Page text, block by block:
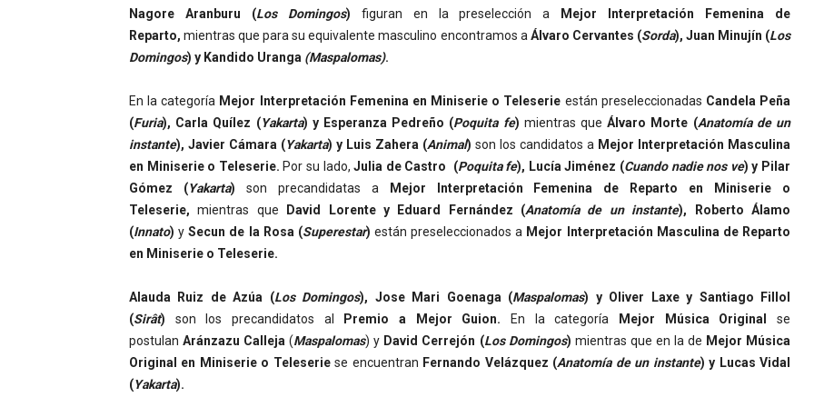
Nagore Aranburu (Los Domingos) figuran en la preselección a
Mejor Interpretación Femenina de
Reparto,mientras que para su equivalente masculino encontramos a Álvaro Cervantes (Sorda), Juan Minujín (Los
Domingos) y Kandido Uranga (Maspalomas).
En la categoría Mejor Interpretación Femenina en Miniserie o Teleserie están preseleccionadas Candela Peña
(Furia), Carla Quílez (Yakarta) y Esperanza Pedreño (Poquita fe) mientras queÁlvaro Morte (Anatomía de un
instante), Javier Cámara (Yakarta) y Luis Zahera (Animal) son los candidatos a Mejor Interpretación Masculina
en Miniserie o Teleserie. Por su lado,Julia de Castro (Poquita fe), Lucía Jiménez (Cuando nadie nos ve) y Pilar
Gómez (Yakarta) son precandidatas a
Mejor Interpretación Femenina de Reparto en Miniserie o
Teleserie, mientras que David Lorente y Eduard Fernández (Anatomía de un instante), Roberto Álamo
(Innato) ySecun de la Rosa (Superestar) están preseleccionados a Mejor Interpretación Masculina de Reparto
en Miniserie o Teleserie.
Alauda Ruiz de Azúa (Los Domingos), Jose Mari Goenaga (Maspalomas) y Oliver Laxe y Santiago Fillol
(Sirât) son los precandidatos al Premio a Mejor Guion. En la categoría Mejor Música Original
se
postulanAránzazu Calleja (Maspalomas) y David Cerrejón (Los Domingos) mientras que en la de Mejor Música
Original en Miniserie o Teleseriese encuentran Fernando Velázquez (Anatomía de un instante) y Lucas Vidal
(Yakarta).